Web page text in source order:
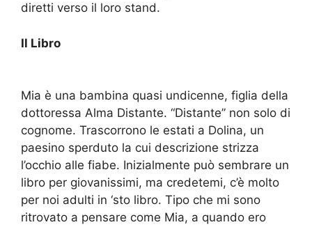
diretti verso il loro stand.
Il Libro
Mia è una bambina quasi undicenne, figlia della
dottoressa Alma Distante. “Distante” non solo di
cognome. Trascorrono le estati a Dolina, un
paesino sperduto la cui descrizione strizza
l’occhio alle fiabe. Inizialmente può sembrare un
libro per giovanissimi, ma credetemi, c’è molto
per noi adulti in ‘sto libro. Tipo che mi sono
ritrovato a pensare come Mia, a quando ero